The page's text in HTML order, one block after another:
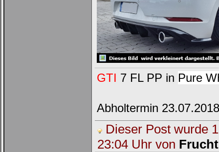
GTI 7 FL PP in Pure
Abholtermin 23.07.2018
Dieser Post wurde
23:04 Uhr von